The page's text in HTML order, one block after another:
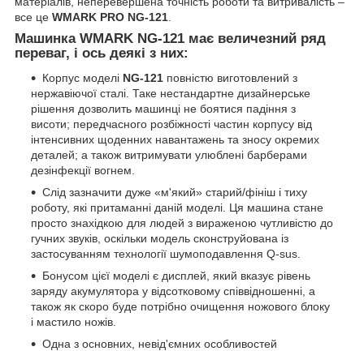
все це WMARK PRO NG-121
Машинка WMARK NG-121 має величезний ряд
переваг, і ось деякі з них:
Корпус моделі NG-121 повністю виготовлений з
нержавіючої сталі. Таке нестандартне дизайнерське
рішення дозволить машинці не боятися падіння з
висоти; передчасного розбіжності частин корпусу від
інтенсивних щоденних навантажень та зносу окремих
деталей; а також витримувати улюблені барберами
дезінфекції вогнем.
Слід зазначити дуже «м'який» старий/фініш і тиху
роботу, які притаманні даній моделі. Ця машина стане
просто знахідкою для людей з вираженою чутливістю до
гучних звуків, оскільки модель сконструйована із
застосуванням технології шумоподавлення Q-sus.
Бонусом цієї моделі є дисплей, який вказує рівень
заряду акумулятора у відсотковому співвідношенні, а
також як скоро буде потрібно очищення ножового блоку
і мастило ножів.
Одна з основних, невід'ємних особливостей